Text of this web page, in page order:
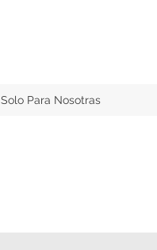
Solo Para Nosotras